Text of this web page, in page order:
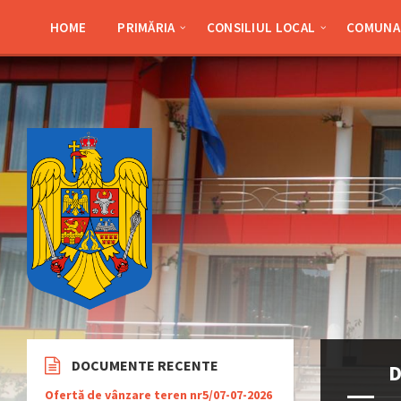
sidebar
sidebar
HOME PRIMĂRIA CONSILIUL LOCAL
DOCUMENTE RECENTE
Ofertă de vânzare teren nr5/07-07-2026